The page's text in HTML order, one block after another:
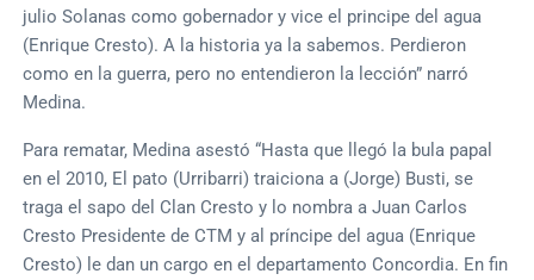
julio Solanas como gobernador y vice el principe del agua
(Enrique Cresto). A la historia ya la sabemos. Perdieron
como en la guerra, pero no entendieron la lección” narró
Medina.
Para rematar, Medina asestó “Hasta que llegó la bula papal
en el 2010, El pato (Urribarri) traiciona a (Jorge) Busti, se
traga el sapo del Clan Cresto y lo nombra a Juan Carlos
Cresto Presidente de CTM y al príncipe del agua (Enrique
Cresto) le dan un cargo en el departamento Concordia. En fin